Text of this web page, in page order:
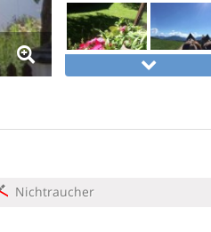
Nichtraucher